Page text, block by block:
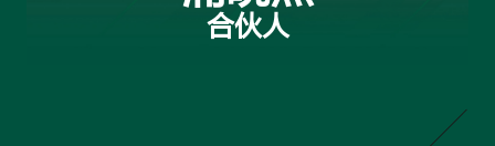
合伙人